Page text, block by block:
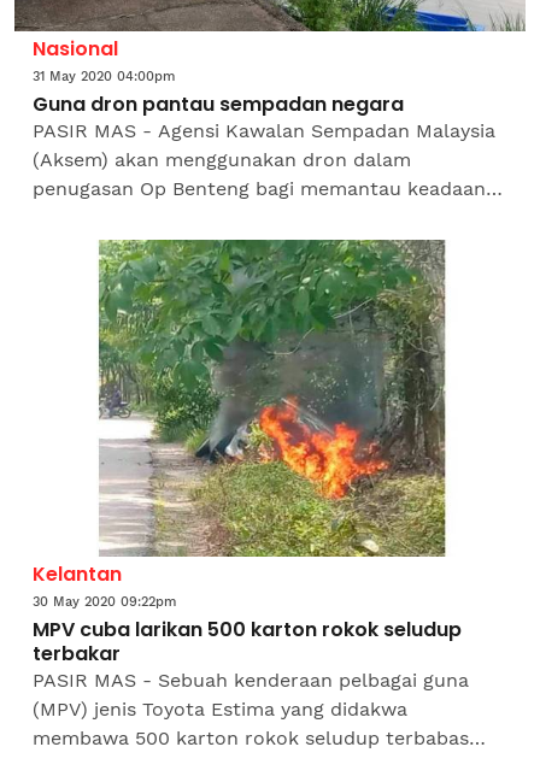
Nasional
31 May 2020 04:00pm
Guna dron pantau sempadan negara
PASIR MAS - Agensi Kawalan Sempadan Malaysia
(Aksem) akan menggunakan dron dalam
penugasan Op Benteng bagi memantau keadaan
pergerakan masuk pendatang asing...
Kelantan
30 May 2020 09:22pm
MPV cuba larikan 500 karton rokok seludup
terbakar
PASIR MAS - Sebuah kenderaan pelbagai guna
(MPV) jenis Toyota Estima yang didakwa
membawa 500 karton rokok seludup terbabas